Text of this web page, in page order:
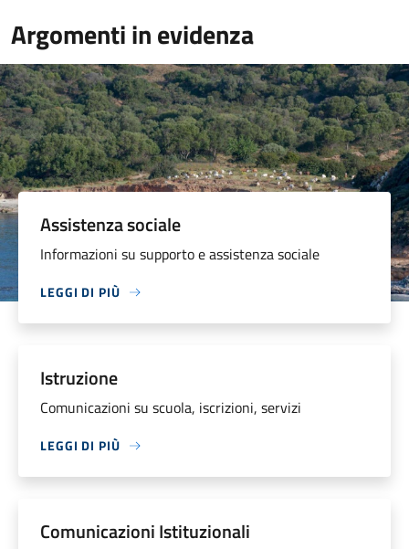
Argomenti in evidenza
Assistenza sociale
Informazioni su supporto e assistenza sociale
LEGGI DI PIÙ
Istruzione
Comunicazioni su scuola, iscrizioni, servizi
LEGGI DI PIÙ
Comunicazioni Istituzionali